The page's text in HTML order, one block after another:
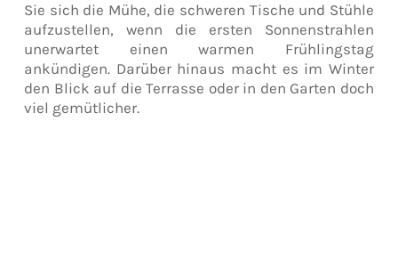
Sie sich die Mühe, die schweren Tische und Stühle
aufzustellen, wenn die ersten Sonnenstrahlen
unerwartet einen warmen Frühlingstag
ankündigen. Darüber hinaus macht es im Winter
den Blick auf die Terrasse oder in den Garten doch
viel gemütlicher.